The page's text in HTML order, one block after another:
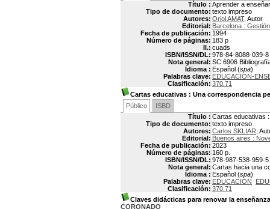
Título : Aprender a
Tipo de documento: texto impreso
Autores: Oriol AMAT, Autor
Editorial: Barcelona :
Fecha de publicación: 1994
Número de páginas: 183 p
Il.: cuads
ISBN/ISSN/DL: 978-84-8088-039-8
Nota general: SC 6906
Idioma : Español (spa)
Palabras clave: EDUCACION-
Clasificación: 370.71
Cartas educativas : Una correspondencia
Público
ISBD
Título : Cartas educativas
Tipo de documento: texto impreso
Autores: Carlos SKLIAR ,
Editorial: Buenos aires :
Fecha de publicación: 2023
Número de páginas: 160 p.
ISBN/ISSN/DL: 978-987-538-959-5
Nota general: Cartas hacia una
Idioma : Español (spa)
Palabras clave: EDUCACION
Clasificación: 370.71
Claves didácticas para renovar la enseñanza
CORONADO